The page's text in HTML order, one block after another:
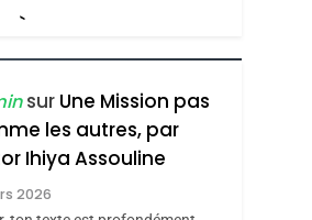
FIÈRE, DIGNE ET
RÉSILIENTE :
POURQUOI JE
REVENDIQUE MA
JUDAÏTE Par Thérèse
Zrihen-Dvir
ISRAÉL JUDAISME
CE QUI NOUS
MANQUE – Jacques
sur Une Mission pas
les autres, par
Ihiya Assouline
2026